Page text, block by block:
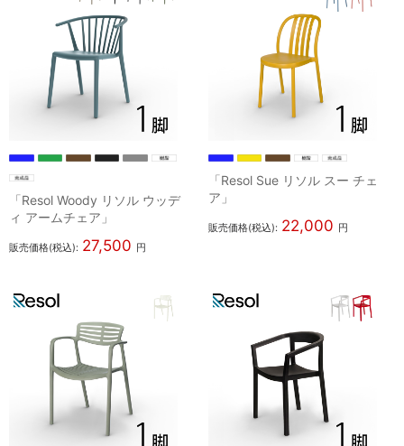
「Resol Woody リソル ウッデ
ィ アームチェア」
販売価格(税込): 27,500 円
「Resol Sue リソル スー チェ
ア」
販売価格(税込): 22,000 円